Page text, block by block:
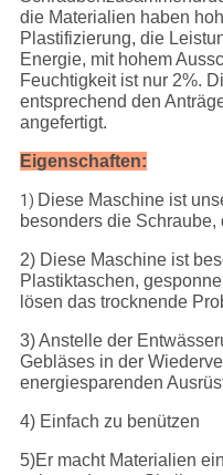
die Materialien haben
Plastifizierung, die
Energie, mit hohem
Feuchtigkeit ist nur 2%.
entsprechend den
angefertigt.
Eigenschaften:
1) Diese Maschine ist
besonders die Schraube,
2) Diese Maschine ist
Plastiktaschen,
lösen das trocknende
3) Anstelle der
Gebläses in der
energiesparenden
4) Einfach zu benützen
5)Er macht Materialien